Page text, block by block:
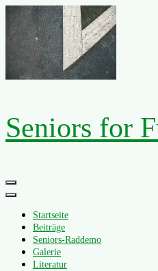
Zum
Inhalt
springen
Seniors for
Primäres
Menü
Startseite
Beiträge
Seniors-Raddemo
Galerie
Literatur